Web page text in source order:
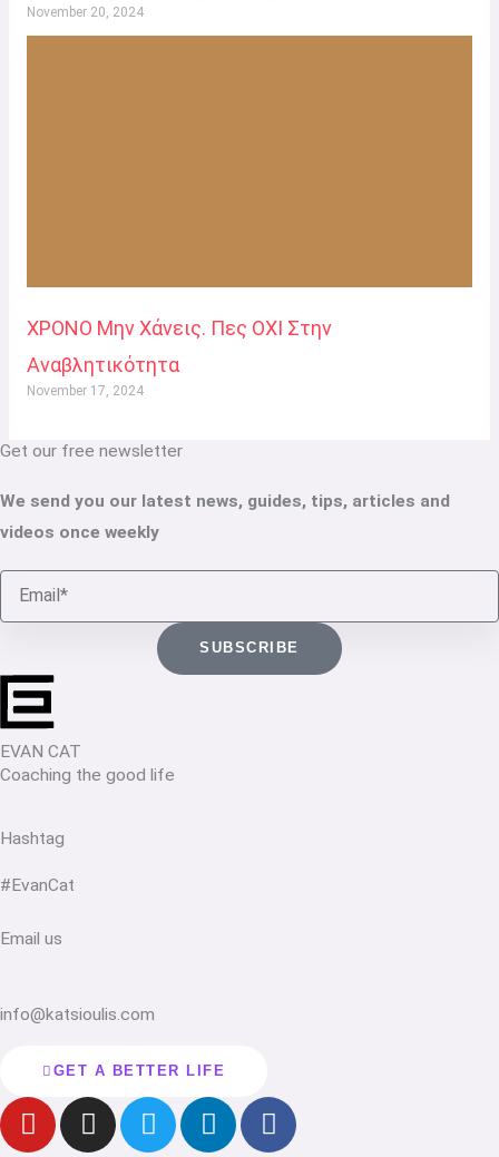
November 20, 2024
ΧΡΟΝΟ Μην Χάνεις. Πες ΟΧΙ Στην
Αναβλητικότητα
November 17, 2024
EVAN CAT
Coaching the good life
Hashtag
#EvanCat
Email us
info@katsioulis.com
GET A BETTER LIFE
Y
o
I
n
T
w
L
i
F
a
Get our free newsletter
We send you our latest news, guides, tips, articles and
videos once weekly
Email
SUBSCRIBE